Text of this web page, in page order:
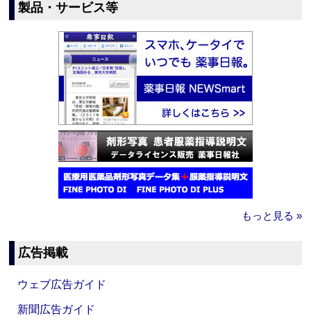
製品・サービス等
もっと見る »
広告掲載
ウェブ広告ガイド
新聞広告ガイド